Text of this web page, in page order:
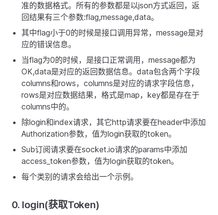
准的数据格式。所有的参数都是以json方式返回，返
回结果有三个参数:flag,message,data。
其中flag小于0的时候是接口调用异常，message是对
应的错误信息。
当flag为0的时候，是接口正常调用，message都为
OK,data是对应的返回数据信息。data包含两个字段
columns和rows，columns是对应的请求字段信息，
rows是对应数据结果，格式是map，key都是存在于
columns中的。
除login和index请求，其它http请求要在header中添加
Authorization参数，值为login获取的token。
Sub订阅请求要在socket.io请求的params中添加
access_token参数，值为login获取的token。
每个类别的请求会给出一个示例。
0. login(获取Token)